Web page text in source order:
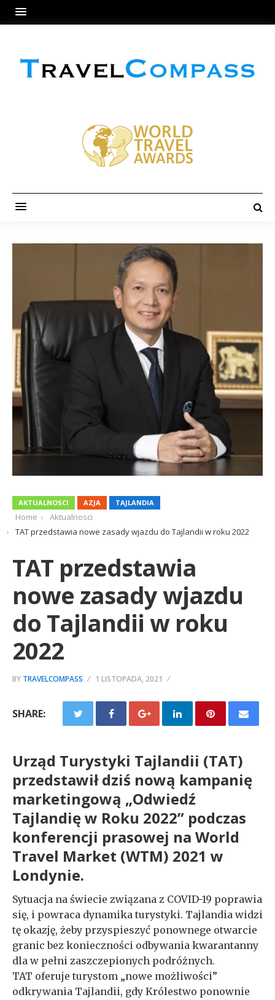
AKTUALNOSCI AZJA TAJLANDIA
Home
Aktualnosci
TAT przedstawia nowe zasady wjazdu do Tajlandii w roku 2022
TAT przedstawia
nowe zasady wjazdu
do Tajlandii w roku
2022
BY TRAVELCOMPASS 1 LISTOPADA, 2021
SHARE:
Urząd Turystyki Tajlandii (TAT)
przedstawił dziś nową kampanię
marketingową „Odwiedź
Tajlandię w Roku 2022” podczas
konferencji prasowej na World
Travel Market (WTM) 2021 w
Londynie.
Sytuacja na świecie związana z COVID-19 poprawia
się, i powraca dynamika turystyki. Tajlandia widzi
tę okazję, żeby przyspieszyć ponownege otwarcie
granic bez konieczności odbywania kwarantanny
dla w pełni zaszczepionych podróżnych.
TAT oferuje turystom „nowe możliwości”
odkrywania Tajlandii, gdy Królestwo ponownie